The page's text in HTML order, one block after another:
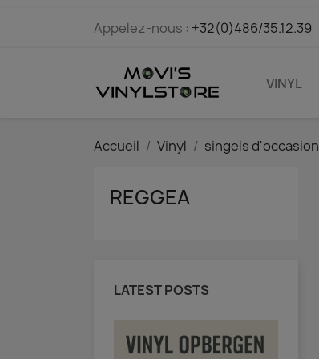
Appelez-nous : +32(0)486/35.12.39
VINYL
Accueil Vinyl singels d'occasion
REGGEA
LATEST POSTS